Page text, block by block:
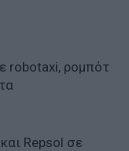
robotaxi, ρομπότ
Repsol σε